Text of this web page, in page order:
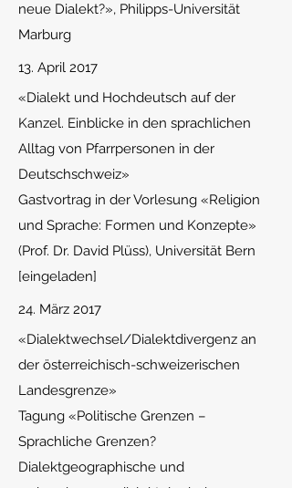
neue Dialekt?», Philipps-Universität
Marburg
13. April 2017
«Dialekt und Hochdeutsch auf der
Kanzel. Einblicke in den sprachlichen
Alltag von Pfarrpersonen in der
Deutschschweiz»
Gastvortrag in der Vorlesung «Religion
und Sprache: Formen und Konzepte»
(Prof. Dr. David Plüss), Universität Bern
[eingeladen]
24. März 2017
«Dialektwechsel/Dialektdivergenz an
der österreichisch-schweizerischen
Landesgrenze»
Tagung «Politische Grenzen –
Sprachliche Grenzen?
Dialektgeographische und